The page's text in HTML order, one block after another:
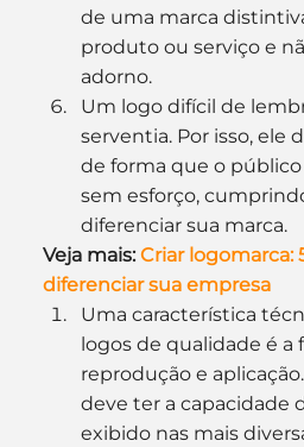
de uma marca
produto ou serviço e
adorno.
Um logo difícil de
serventia. Por isso, ele
de forma que o
sem esforço,
diferenciar sua marca.
Veja mais: Criar logomarca:
diferenciar sua empresa
Uma característica
logos de qualidade é a
reprodução e
deve ter a capacidade
exibido nas mais